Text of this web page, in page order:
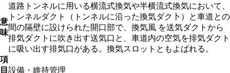
意
味
道路トンネルに用いる横流式換気や半横流式換気において、
トンネルダクト（トンネルに沿った換気ダク卜）と車道との
間の隔壁に設けられた開口部で、換気風 を送気ダクトから
排気ダクトに吹き出す送気口と、車道内の空気を排気ダクト
に吸い出す排気口がある。換気スロットともよばれる。
項
目 設備・維持管理